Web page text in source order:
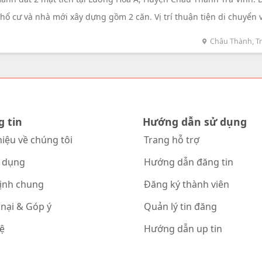
cư và nhà mới xây dựng gồm 2 căn. Vị trí thuận tiện di chuyển
Châu Thành,
tin
về chúng tôi
dụng
chung
& Góp ý
Hướng dẫn sử dụng
Trang hỗ trợ
Hướng dẫn đăng tin
Đăng ký thành viên
Quản lý tin đăng
Hướng dẫn up tin